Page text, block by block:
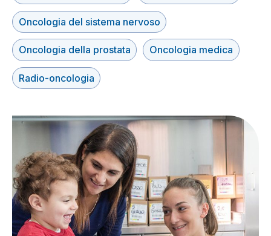
Oncologia del sistema nervoso
Oncologia della prostata Oncologia medica
Radio-oncologia